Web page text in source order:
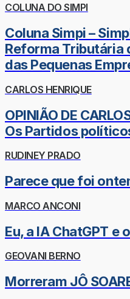
COLUNA DO SIMPI
Coluna Simpi –
Reforma Tributária
das Pequenas
CARLOS HENRIQUE
OPINIÃO DE
Os Partidos
RUDINEY PRADO
Parece que foi
MARCO ANCONI
Eu, a IA ChatGPT e
GEOVANI BERNO
Morreram JÔ